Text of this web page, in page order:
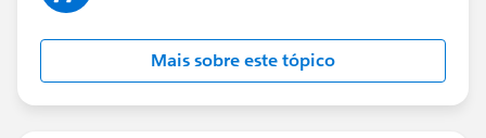
Mais sobre este tópico